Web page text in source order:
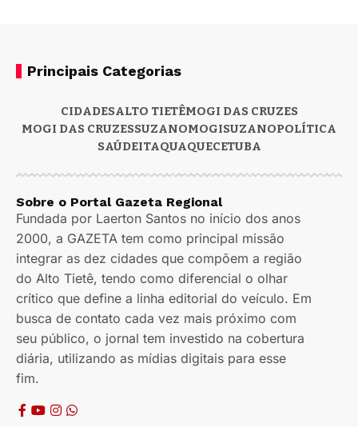
Principais Categorias
CIDADESALTO TIETÊMOGI DAS CRUZES
MOGI DAS CRUZESSUZANOMOGISUZANOPOLÍTICA
SAÚDEITAQUAQUECETUBA
Sobre o Portal Gazeta Regional
Fundada por Laerton Santos no início dos anos
2000, a GAZETA tem como principal missão
integrar as dez cidades que compõem a região
do Alto Tietê, tendo como diferencial o olhar
crítico que define a linha editorial do veículo. Em
busca de contato cada vez mais próximo com
seu público, o jornal tem investido na cobertura
diária, utilizando as mídias digitais para esse
fim.